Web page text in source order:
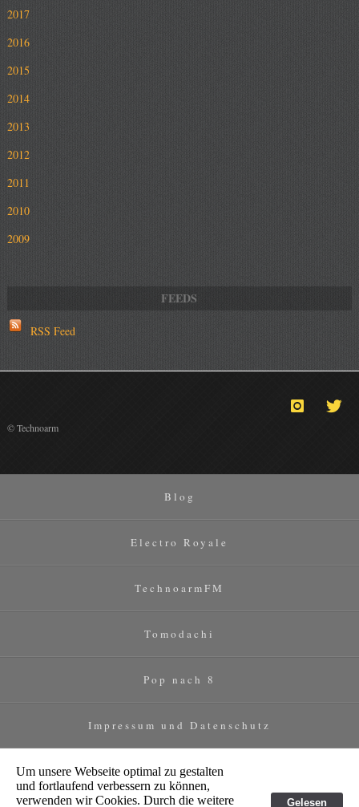
2017
2016
2015
2014
2013
2012
2011
2010
2009
RSS Feed
© Technoarm
Blog
Electro Royale
TechnoarmFM
Tomodachi
Pop nach 8
Impressum und Datenschutz
Um unsere Webseite optimal zu gestalten
und fortlaufend verbessern zu können,
verwenden wir Cookies. Durch die weitere
Gelesen